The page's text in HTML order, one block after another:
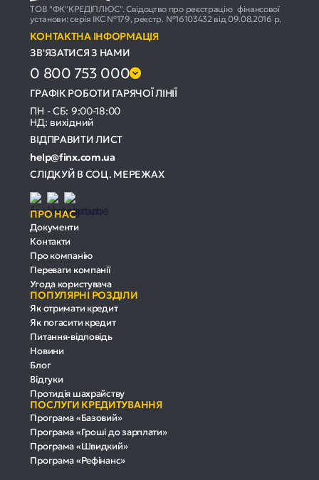
ТОВ "ФК"КРЕДІПЛЮС". Свідоцтво про реєстрацію фінансової
установи: серія ІКС №179, реєстр. №16103432 від 09.08.2016 р.
КОНТАКТНА ІНФОРМАЦІЯ
ЗВ'ЯЗАТИСЯ З НАМИ
0 800 753 000
ГРАФІК РОБОТИ ГАРЯЧОЇ ЛІНІЇ
ПН - СБ: 9:00-18:00
НД: вихідний
ВІДПРАВИТИ ЛИСТ
help@finx.com.ua
СЛІДКУЙ В СОЦ. МЕРЕЖАХ
ПРО НАС
Документи
Контакти
Про компанію
Переваги компанії
Угода користувача
ПОПУЛЯРНІ РОЗДІЛИ
Як отримати кредит
Як погасити кредит
Питання-відповідь
Новини
Блог
Відгуки
Протидія шахрайству
ПОСЛУГИ КРЕДИТУВАННЯ
Програма «Базовий»
Програма «Гроші до зарплати»
Програма «Швидкий»
Програма «Рефінанс»